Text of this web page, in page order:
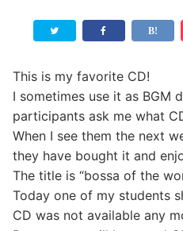
This is my favorite CD!
I sometimes use it as BGM
participants ask me what
When I see them the next
they have bought it and
The title is “bossa of the
Today one of my students
CD was not available any